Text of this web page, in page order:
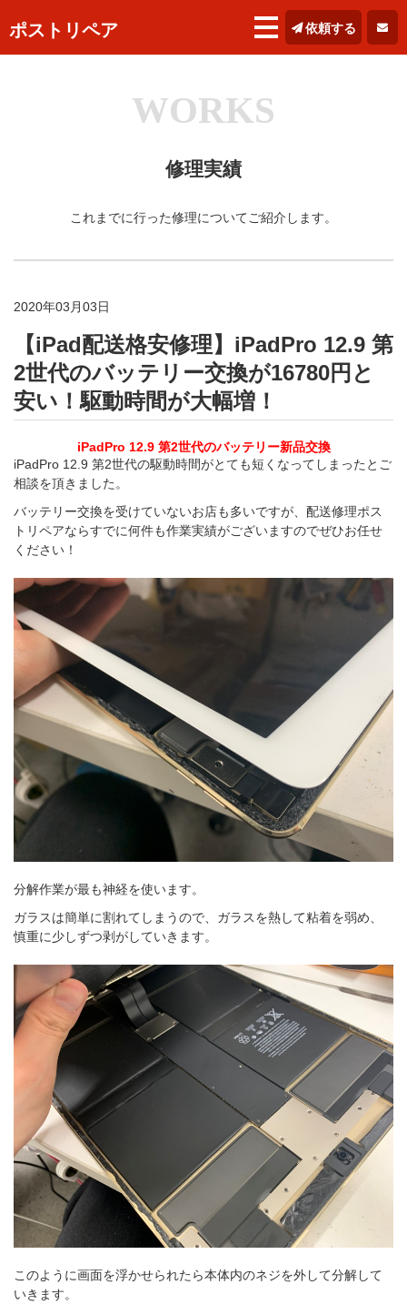
ポストリペア 依頼する
WORKS
修理実績
これまでに行った修理についてご紹介します。
2020年03月03日
【iPad配送格安修理】iPadPro 12.9 第
2世代のバッテリー交換が16780円と
安い！駆動時間が大幅増！
iPadPro 12.9 第2世代のバッテリー新品交換
iPadPro 12.9 第2世代の駆動時間がとても短くなってしまったとご
相談を頂きました。
バッテリー交換を受けていないお店も多いですが、配送修理ポス
トリペアならすでに何件も作業実績がございますのでぜひお任せ
ください！
分解作業が最も神経を使います。
ガラスは簡単に割れてしまうので、ガラスを熱して粘着を弱め、
慎重に少しずつ剥がしていきます。
このように画面を浮かせられたら本体内のネジを外して分解して
いきます。